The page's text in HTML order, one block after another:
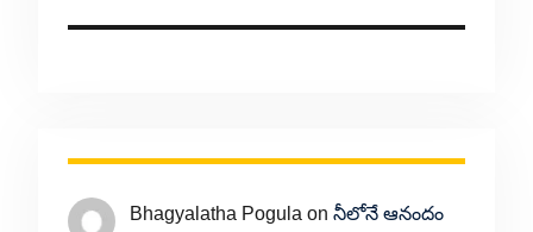
Bhagyalatha Pogula on నీలోనే ఆనందం